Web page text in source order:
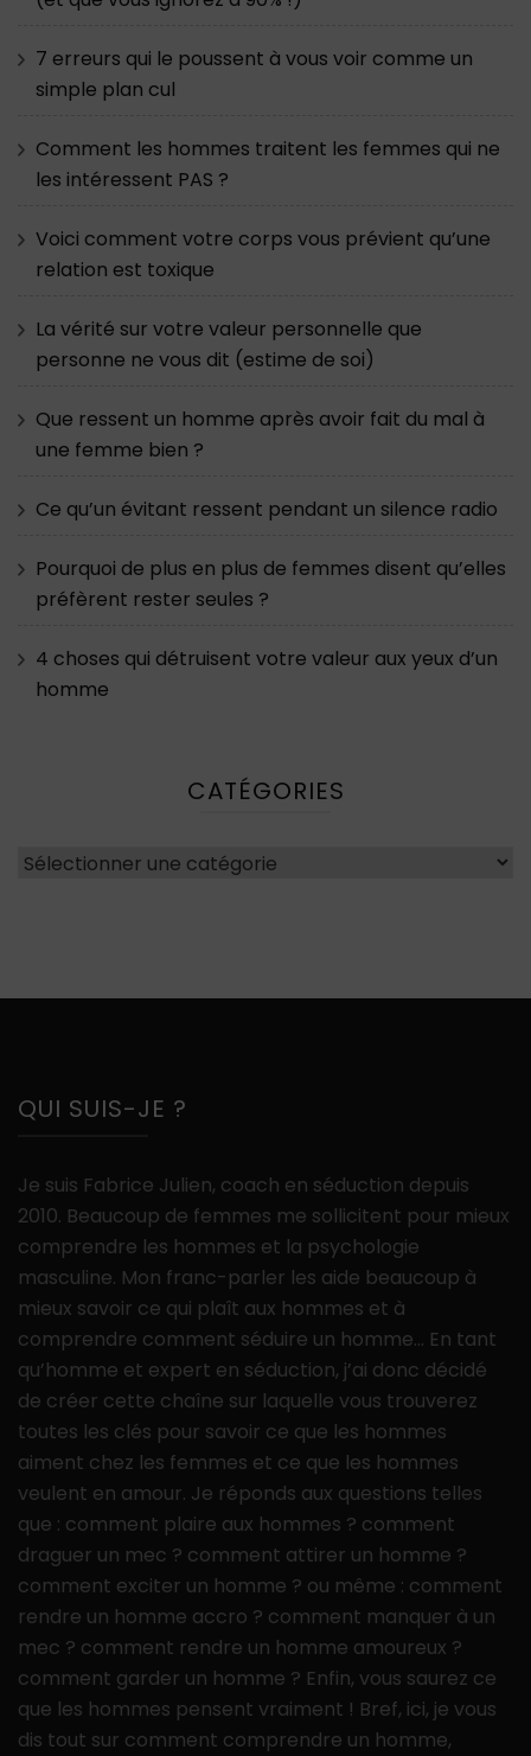
7 erreurs qui le poussent à vous voir comme un
simple plan cul
Comment les hommes traitent les femmes qui ne
les intéressent PAS ?
Voici comment votre corps vous prévient qu’une
relation est toxique
La vérité sur votre valeur personnelle que
personne ne vous dit (estime de soi)
Que ressent un homme après avoir fait du mal à
une femme bien ?
Ce qu’un évitant ressent pendant un silence radio
Pourquoi de plus en plus de femmes disent qu’elles
préfèrent rester seules ?
4 choses qui détruisent votre valeur aux yeux d’un
homme
CATÉGORIES
Catégories
QUI SUIS-JE ?
Je suis Fabrice Julien, coach en séduction depuis
2010. Beaucoup de femmes me sollicitent pour mieux
comprendre les hommes et la psychologie
masculine. Mon franc-parler les aide beaucoup à
mieux savoir ce qui plaît aux hommes et à
comprendre comment séduire un homme… En tant
qu’homme et expert en séduction, j’ai donc décidé
de créer cette chaîne sur laquelle vous trouverez
toutes les clés pour savoir ce que les hommes
aiment chez les femmes et ce que les hommes
veulent en amour. Je réponds aux questions telles
que : comment plaire aux hommes ? comment
draguer un mec ? comment attirer un homme ?
comment exciter un homme ? ou même : comment
rendre un homme accro ? comment manquer à un
mec ? comment rendre un homme amoureux ?
comment garder un homme ? Enfin, vous saurez ce
que les hommes pensent vraiment ! Bref, ici, je vous
dis tout sur comment comprendre un homme,